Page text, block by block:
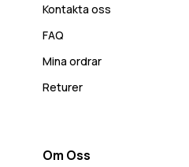
Kontakta oss
FAQ
Mina ordrar
Returer
Om Oss